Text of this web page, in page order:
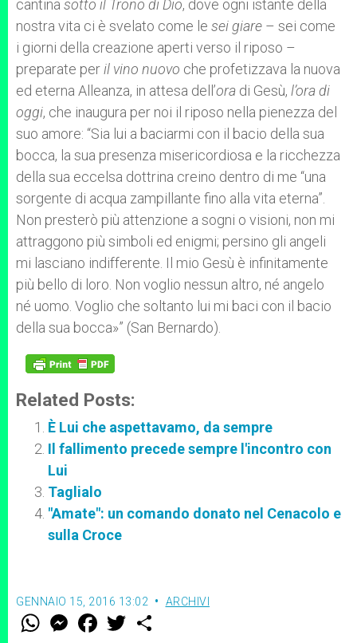
cantina sotto il Trono di Dio, dove ogni istante della
nostra vita ci è svelato come le sei giare – sei come
i giorni della creazione aperti verso il riposo –
preparate peril vino nuovo che profetizzava la nuova
ed eterna Alleanza, in attesa dell’ora di Gesù, l’ora di
oggi, che inaugura per noi il riposo nella pienezza del
suo amore: “Sia lui a baciarmi con il bacio della sua
bocca, la sua presenza misericordiosa e la ricchezza
della sua eccelsa dottrina creino dentro di me “una
sorgente di acqua zampillante fino alla vita eterna”.
Non presterò più attenzione a sogni o visioni, non mi
attraggono più simboli ed enigmi; persino gli angeli
mi lasciano indifferente. Il mio Gesù è infinitamente
più bello di loro. Non voglio nessun altro, né angelo
né uomo. Voglio che soltanto lui mi baci con il bacio
della sua bocca»” (San Bernardo).
Related Posts:
È Lui che aspettavamo, da sempre
Il fallimento precede sempre l'incontro con
Lui
Taglialo
"Amate": un comando donato nel Cenacolo e
sulla Croce
GENNAIO 15, 2016 13:02 ARCHIVI
W M
e
F
a w